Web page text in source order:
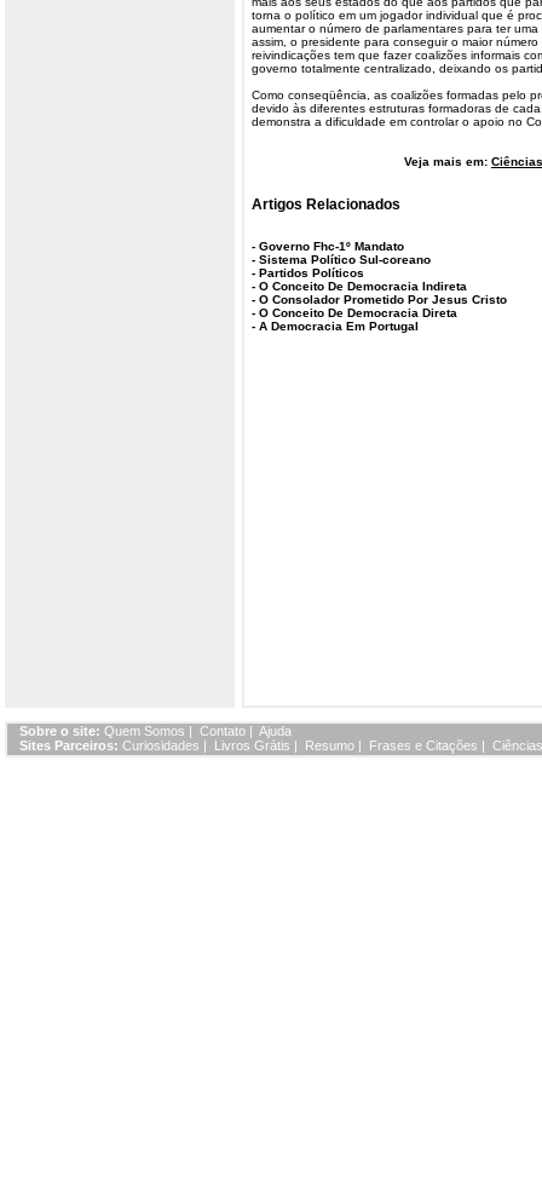
torna o político em um jogador individual que é
aumentar o número de parlamentares para ter
assim, o presidente para conseguir o maior
reivindicações tem que fazer coalizões informais
governo totalmente centralizado, deixando os
Como conseqüência, as coalizões formadas pelo
devido às diferentes estruturas formadoras de
demonstra a dificuldade em controlar o apoio no
Veja mais em:
Artigos Relacionados
- Governo Fhc-1º Mandato
- Sistema Político Sul-coreano
- Partidos Políticos
- O Conceito De Democracia Indireta
- O Consolador Prometido Por Jesus Cristo
- O Conceito De Democracia Direta
- A Democracia Em Portugal
Sobre o site: Quem Somos | Contato | Ajuda
Sites Parceiros: Curiosidades | Livros Grátis | Resumo | Frases e Citações |